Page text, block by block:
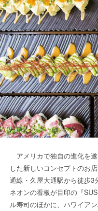
アメリカで独自の進化を
した新しいコンセプトのお
通線・久屋大通駅から徒歩3
ネオンの看板が目印の『
ル寿司のほかに、ハワイア